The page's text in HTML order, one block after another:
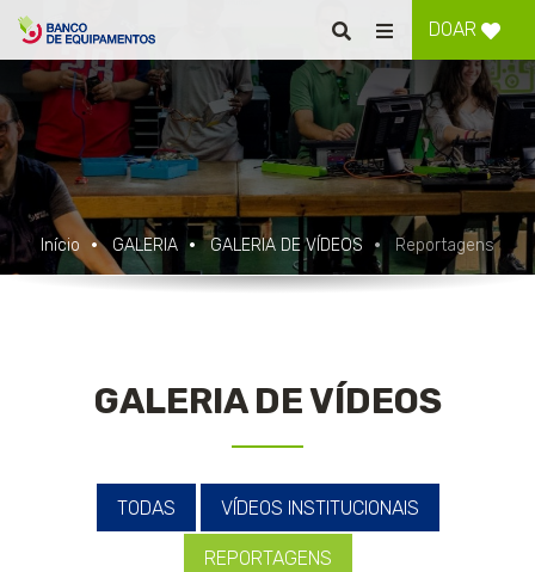
Pesquisar
Alternar
de
navegação
DOAR
Início GALERIA GALERIA DE VÍDEOS Reportagens
GALERIA DE VÍDEOS
TODAS VÍDEOS INSTITUCIONAIS
REPORTAGENS